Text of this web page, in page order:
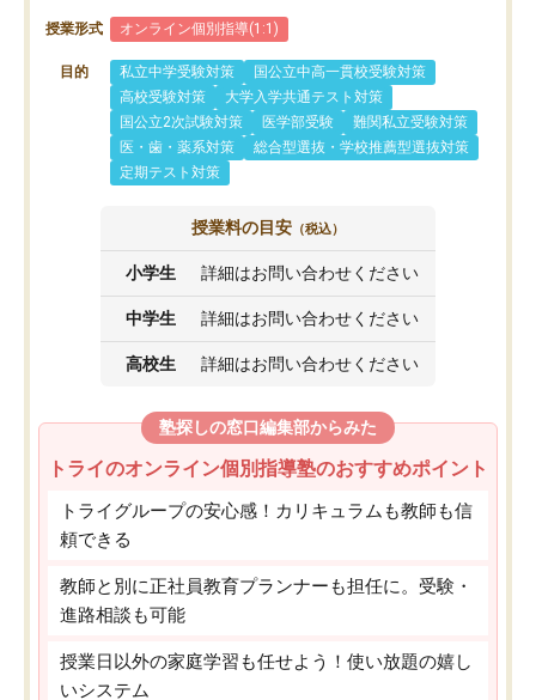
授業形式 オンライン個別指導(1:1)
目的 私立中学受験対策
国公立中高一貫校受験対策
高校受験対策
大学入学共通テスト対策
国公立2次試験対策
医学部受験
難関私立受験対策
医・歯・薬系対策
総合型選抜・学校推薦型選抜対策
定期テスト対策
授業料の目安 （税込）
小学生 詳細はお問い合わせください
中学生 詳細はお問い合わせください
高校生 詳細はお問い合わせください
塾探しの窓口編集部からみた
トライのオンライン個別指導塾のおすすめポイント
トライグループの安心感！カリキュラムも教師も信
頼できる
教師と別に正社員教育プランナーも担任に。受験・
進路相談も可能
授業日以外の家庭学習も任せよう！使い放題の嬉し
いシステム